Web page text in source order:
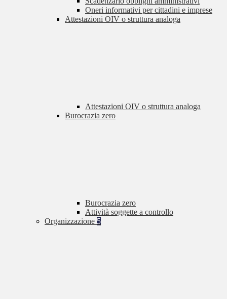
Oneri informativi per cittadini e imprese
Attestazioni OIV o struttura analoga
Attestazioni OIV o struttura analoga
Burocrazia zero
Burocrazia zero
Attività soggette a controllo
Organizzazione 5